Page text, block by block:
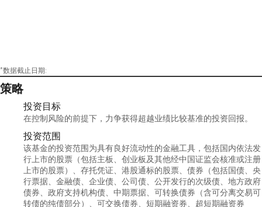
*数据截止日期:
策略
投资目标
在控制风险的前提下，力争获得超越业绩比较基准的投资回报。
投资范围
该基金的投资范围为具有良好流动性的金融工具，包括国内依法发
行上市的股票（包括主板、创业板及其他经中国证监会核准或注册
上市的股票）、存托凭证、港股通标的股票、债券（包括国债、央
行票据、金融债、企业债、公司债、公开发行的次级债、地方政府
债券、政府支持机构债、中期票据、可转换债券（含可分离交易可
转债的纯债部分）、可交换债券、短期融资券、超短期融资券